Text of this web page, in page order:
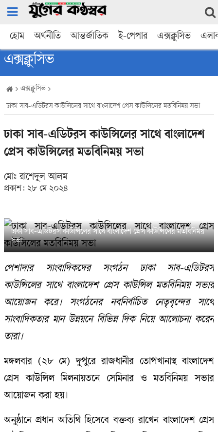
হোম অর্থনীতি আন্তর্জাতিক ই-পেপার এক্সক্লুসিভ
এক্সক্লুসিভ
এক্সক্লুসিভ
ঢাকা সাব-এডিটরস কাউন্সিলের সাথে বাংলাদেশ প্রেস কাউন্সিলের মতবিনিময় সভা
ঢাকা সাব-এডিটরস কাউন্সিলের সাথে বাংলাদেশ
প্রেস কাউন্সিলের মতবিনিময় সভা
মোঃ রাশেদুল আলম
প্রকাশ: ২৮ মে ২০২৪
ঢাকা সাব-এডিটরস কাউন্সিলের সাথে বাংলাদেশ প্রেস কাউন্সিলের মতবিনিময়
সভা
পেশাদার সাংবাদিকদের সংগঠন ঢাকা সাব-এডিটরস
কাউন্সিলের সাথে বাংলাদেশ প্রেস কাউন্সিল মতবিনিময় সভার
আয়োজন করে। সংগঠনের নবনির্বাচিত নেতৃবৃন্দের সাথে
সাংবাদিকতার মান উন্নয়নে বিভিন্ন দিক নিয়ে আলোচনা করেন
তারা।
মঙ্গলবার (২৮ মে) দুপুরে রাজধানীর তোপখানাস্থ বাংলাদেশ
প্রেস কাউন্সিল মিলনায়তনে সেমিনার ও মতবিনিময় সভার
আয়োজন করা হয়।
অনুষ্ঠানে প্রধান অতিথি হিসেবে বক্তব্য রাখেন বাংলাদেশ প্রেস